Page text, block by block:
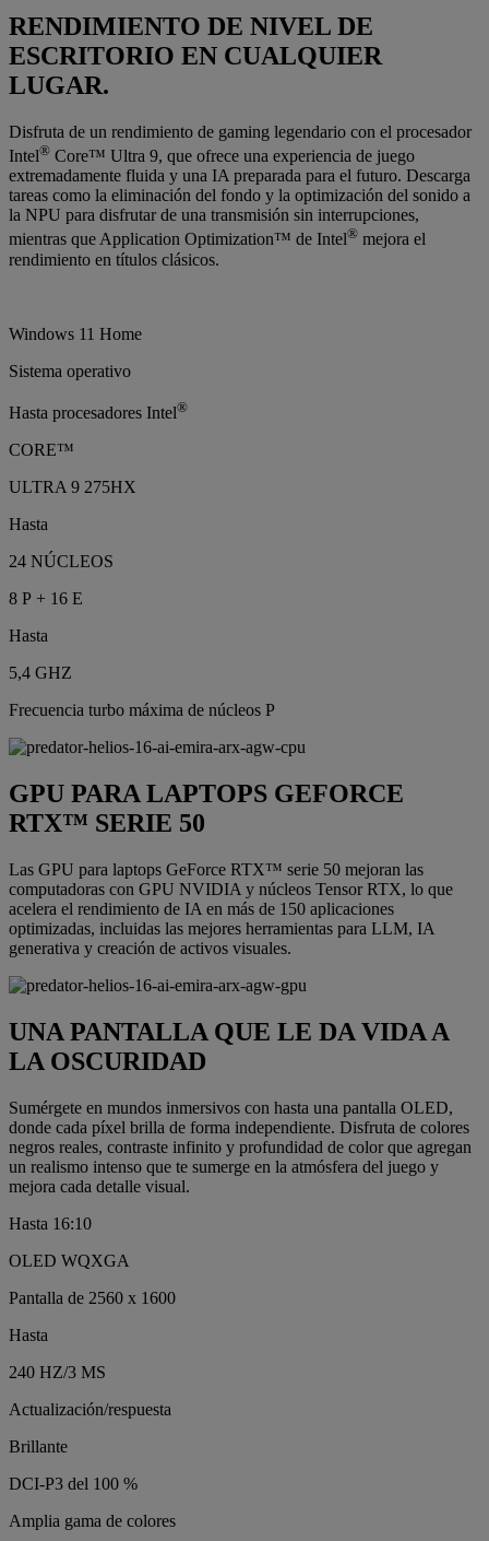
RENDIMIENTO DE NIVEL DE
ESCRITORIO EN CUALQUIER
LUGAR.
Disfruta de un rendimiento de gaming legendario con el procesador
Intel® Core™ Ultra 9, que ofrece una experiencia de juego
extremadamente fluida y una IA preparada para el futuro. Descarga
tareas como la eliminación del fondo y la optimización del sonido a
la NPU para disfrutar de una transmisión sin interrupciones,
mientras que Application Optimization™ de Intel® mejora el
rendimiento en títulos clásicos.
Windows 11 Home
Sistema operativo
Hasta procesadores Intel®
CORE™
ULTRA 9 275HX
Hasta
24 NÚCLEOS
8 P + 16 E
Hasta
5,4 GHZ
Frecuencia turbo máxima de núcleos P
GPU PARA LAPTOPS GEFORCE
RTX™ SERIE 50
Las GPU para laptops GeForce RTX™ serie 50 mejoran las
computadoras con GPU NVIDIA y núcleos Tensor RTX, lo que
acelera el rendimiento de IA en más de 150 aplicaciones
optimizadas, incluidas las mejores herramientas para LLM, IA
generativa y creación de activos visuales.
UNA PANTALLA QUE LE DA VIDA A
LA OSCURIDAD
Sumérgete en mundos inmersivos con hasta una pantalla OLED,
donde cada píxel brilla de forma independiente. Disfruta de colores
negros reales, contraste infinito y profundidad de color que agregan
un realismo intenso que te sumerge en la atmósfera del juego y
mejora cada detalle visual.
Hasta 16:10
OLED WQXGA
Pantalla de 2560 x 1600
Hasta
240 HZ/3 MS
Actualización/respuesta
Brillante
DCI-P3 del 100 %
Amplia gama de colores